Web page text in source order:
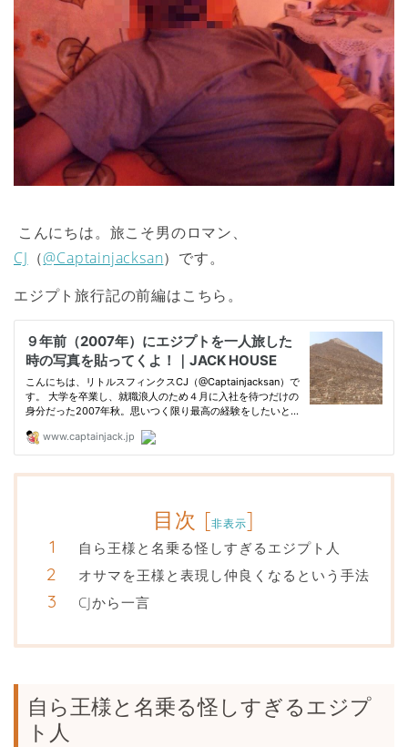
こんにちは。旅こそ男のロマン、
CJ （@Captainjacksan）です。
エジプト旅行記の前編はこちら。
目次 [非表示]
自ら王様と名乗る怪しすぎるエジプト人
オサマを王様と表現し仲良くなるという手法
CJから一言
自ら王様と名乗る怪しすぎるエジプ
ト人